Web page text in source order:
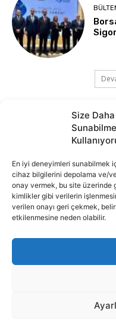
Size
En iyi deneyimleri sunabilmek
cihaz bilgilerini depolama ve/
onay vermek, bu site üzerinde
kimlikler gibi verilerin
verilen onayı geri çekmek,
etkilenmesine neden olabilir.
İnternet portalımızda yer
içeriğin hakları
basılı ya da elektronik
e-Mail